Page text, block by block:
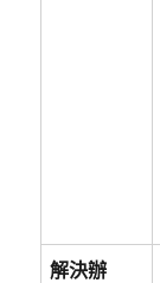
解決辦